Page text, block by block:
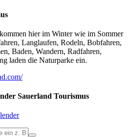
hier im Winter wie im Sommer
Langlaufen, Rodeln, Bobfahren,
Baden, Wandern, Radfahren,
laden die Naturparke ein.
Sauerland Tourismus